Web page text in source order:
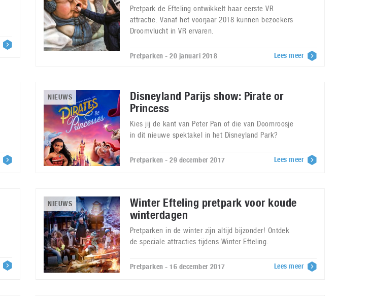
Pretpark de Efteling ontwikkelt haar eerste VR
attractie. Vanaf het voorjaar 2018 kunnen bezoekers
Droomvlucht in VR ervaren.
Pretparken - 20 januari 2018 Lees meer
NIEUWS
Disneyland Parijs show: Pirate or
Princess
Kies jij de kant van Peter Pan of die van Doornroosje
in dit nieuwe spektakel in het Disneyland Park?
Pretparken - 29 december 2017 Lees meer
NIEUWS
Winter Efteling pretpark voor koude
winterdagen
Pretparken in de winter zijn altijd bijzonder! Ontdek
de speciale attracties tijdens Winter Efteling.
Pretparken - 16 december 2017 Lees meer